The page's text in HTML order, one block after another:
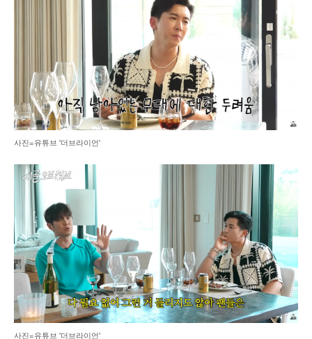
사진=유튜브 '더브라이언'
사진=유튜브 '더브라이언'